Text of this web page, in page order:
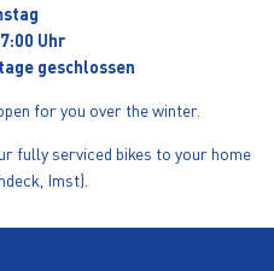
Uhr
geschlossen
for you over the winter.
fully serviced bikes to your home
Imst).